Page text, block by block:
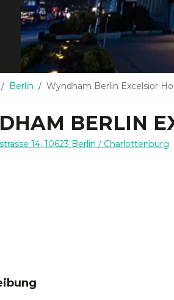
Berlin Wyndham Berlin Excelsior
BERLIN
14, 10623 Berlin / Charlottenburg